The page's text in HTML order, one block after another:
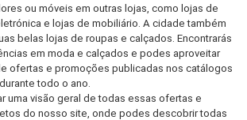
ou móveis em outras lojas, como lojas de
e lojas de mobiliário. A cidade também
belas lojas de roupas e calçados. Encontrarás
em moda e calçados e podes aproveitar
ofertas e promoções publicadas nos catálogos
todo o ano.
uma visão geral de todas essas ofertas e
do nosso site, onde podes descobrir todas